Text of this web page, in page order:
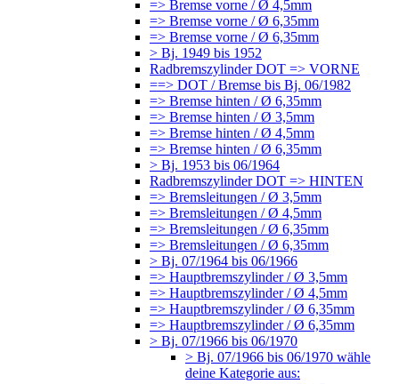
=> Bremse vorne / Ø 4,5mm
=> Bremse vorne / Ø 6,35mm
=> Bremse vorne / Ø 6,35mm
> Bj. 1949 bis 1952
Radbremszylinder DOT => VORNE
==> DOT / Bremse bis Bj. 06/1982
=> Bremse hinten / Ø 6,35mm
=> Bremse hinten / Ø 3,5mm
=> Bremse hinten / Ø 4,5mm
=> Bremse hinten / Ø 6,35mm
> Bj. 1953 bis 06/1964
Radbremszylinder DOT => HINTEN
=> Bremsleitungen / Ø 3,5mm
=> Bremsleitungen / Ø 4,5mm
=> Bremsleitungen / Ø 6,35mm
=> Bremsleitungen / Ø 6,35mm
> Bj. 07/1964 bis 06/1966
=> Hauptbremszylinder / Ø 3,5mm
=> Hauptbremszylinder / Ø 4,5mm
=> Hauptbremszylinder / Ø 6,35mm
=> Hauptbremszylinder / Ø 6,35mm
> Bj. 07/1966 bis 06/1970
> Bj. 07/1966 bis 06/1970 wähle
deine Kategorie aus: